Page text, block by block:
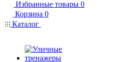
Избранные товары 0
Корзина 0
Каталог